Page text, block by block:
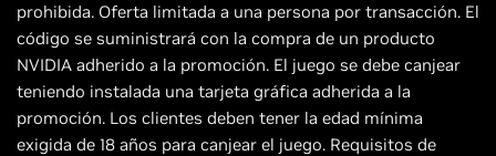
prohibida. Oferta limitada a una persona por transacción. El
código se suministrará con la compra de un producto
NVIDIA adherido a la promoción. El juego se debe canjear
teniendo instalada una tarjeta gráfica adherida a la
promoción. Los clientes deben tener la edad mínima
exigida de 18 años para canjear el juego. Requisitos de